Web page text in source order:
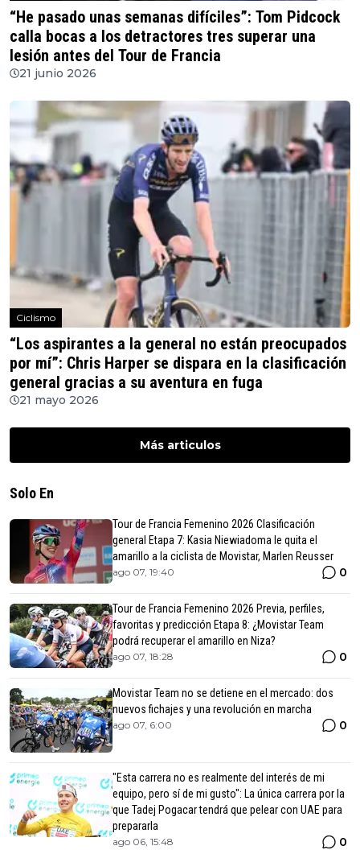
“He pasado unas semanas difíciles”: Tom Pidcock
calla bocas a los detractores tres superar una
lesión antes del Tour de Francia
21 junio 2026
Ciclismo
“Los aspirantes a la general no están preocupados
por mí”: Chris Harper se dispara en la clasificación
general gracias a su aventura en fuga
21 mayo 2026
Más articulos
Solo En
Tour de Francia Femenino 2026 Clasificación
general Etapa 7: Kasia Niewiadoma le quita el
amarillo a la ciclista de Movistar, Marlen Reusser
ago 07, 19:40 0
Tour de Francia Femenino 2026 Previa, perfiles,
favoritas y predicción Etapa 8: ¿Movistar Team
podrá recuperar el amarillo en Niza?
ago 07, 18:28 0
Movistar Team no se detiene en el mercado: dos
nuevos fichajes y una revolución en marcha
ago 07, 6:00 0
"Esta carrera no es realmente del interés de mi
equipo, pero sí de mi gusto": La única carrera por la
que Tadej Pogacar tendrá que pelear con UAE para
prepararla
ago 06, 15:48 0